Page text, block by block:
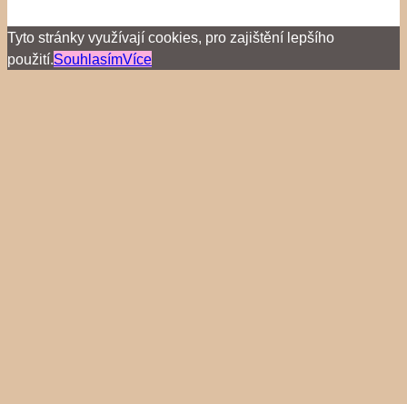
Tyto stránky využívají cookies, pro zajištění lepšího
použití.SouhlasímVíce